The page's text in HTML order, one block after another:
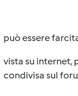
può essere
vista su internet,
condivisa sul